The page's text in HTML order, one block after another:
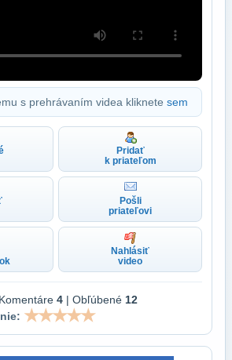
s prehrávaním videa kliknete sem
Pridať
k priateľom
Pošli
priateľovi
Nahlásiť
video
4 | Obľúbené 12